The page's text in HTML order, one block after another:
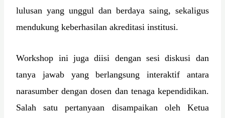
lulusan yang unggul dan berdaya saing, sekaligus
mendukung keberhasilan akreditasi institusi.
Workshop ini juga diisi dengan sesi diskusi dan
tanya jawab yang berlangsung interaktif antara
narasumber dengan dosen dan tenaga kependidikan.
Salah satu pertanyaan disampaikan oleh Ketua